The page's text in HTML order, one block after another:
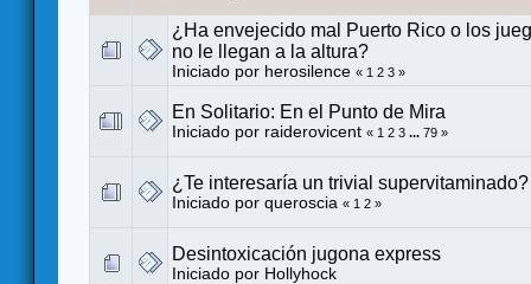
¿Ha envejecido mal Puerto Rico o los
no le llegan a la altura?
Iniciado por herosilence « 1 2 3 »
En Solitario: En el Punto de Mira
Iniciado por raiderovicent « 1 2 3 ... 79 »
¿Te interesaría un trivial supervitaminado?
Iniciado por queroscia « 1 2 »
Desintoxicación jugona express
Iniciado por Hollyhock